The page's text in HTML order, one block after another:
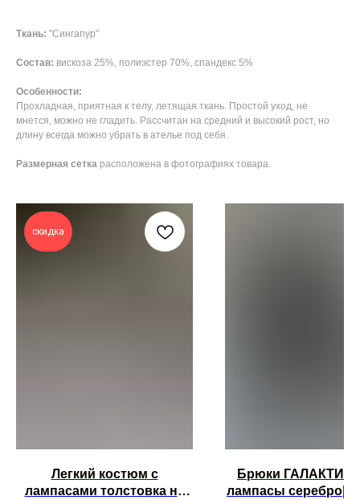
Ткань: "Сингапур"
Состав: вискоза 25%, полиэстер 70%, спандекс 5%
Особенности:
Прохладная, приятная к телу, летящая ткань. Простой уход, не
мнется, можно не гладить. Рассчитан на средний и высокий рост, но
длину всегда можно убрать в ателье под себя.
Размерная сетка расположена в фотографиях товара.
скидка
Легкий костюм с
лампасами толстовка на
Брюки
лампасы серебро|